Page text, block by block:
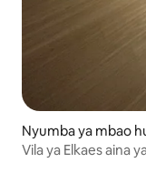
Nyumba ya mbao
Vila ya Elkaes aina